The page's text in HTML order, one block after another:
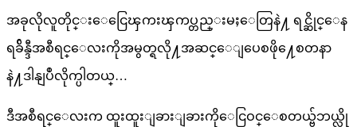
အခုလိုလူတိုင္းေငြေၾကးၾကပ္တည္းမႈေတြနဲ႔ ရင္ဆိုင္ေန
ရခ်ိန္ဒီအစီရင္ေလးကိုအမွတ္ရလို႔အဆင္ေျပေစဖို႔ေစတနာ
နဲ႔ဒါနျပဳလိုက္ပါတယ္…
ဒီအစီရင္ေလးက ထူးထူးျခားျခားကိုေငြဝင္ေစတယ္ဗ်ဘယ္လို